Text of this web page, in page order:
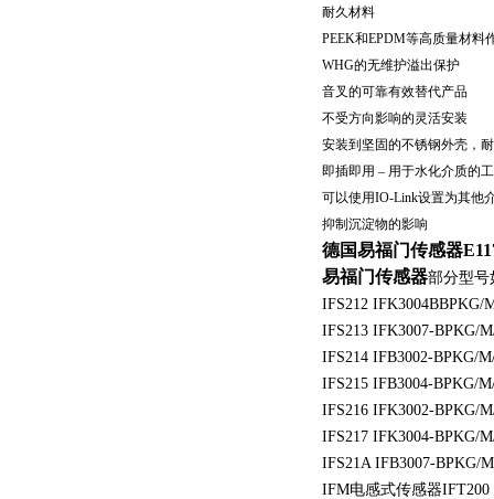
耐久材料
PEEK和EPDM等高质量材料
WHG的无维护溢出保护
音叉的可靠有效替代产品
不受方向影响的灵活安装
安装到坚固的不锈钢外壳，
即插即用 – 用于水化介质的
可以使用IO-Link设置为其他
抑制沉淀物的影响
德国易福门传感器
易福门传感器部分型号
IFS212 IFK3004BBPKG/
IFS213 IFK3007-BPKG/
IFS214 IFB3002-BPKG/
IFS215 IFB3004-BPKG/
IFS216 IFK3002-BPKG/
IFS217 IFK3004-BPKG/
IFS21A IFB3007-BPKG/
IFM电感式传感器IFT200